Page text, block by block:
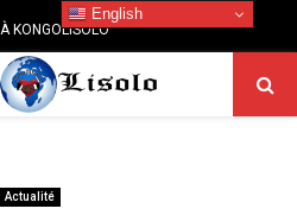
KONGOLISOLO
Actualité
English